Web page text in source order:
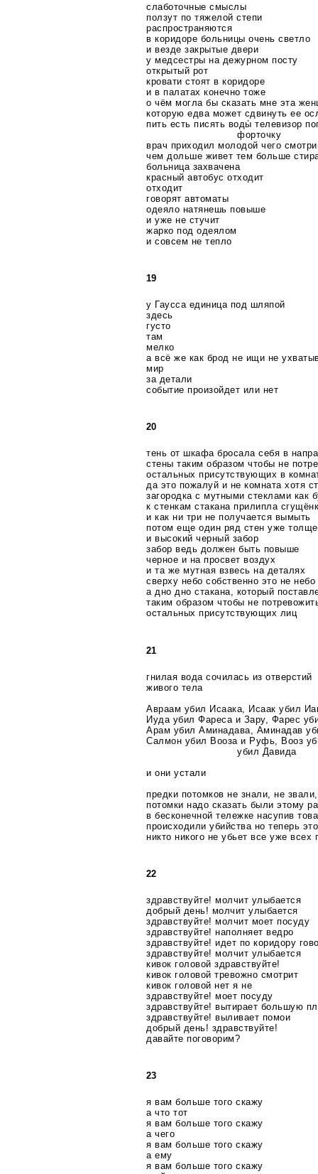
слаботочные смыслы
ползут по тяжелой степи
распространяются
в коридоре больницы очень светло
и везде закрытые двери
у медсестры на дежурном посту
открытый рот
кровати стоят в коридоре
и в палатах конечно тоже
о чём могла бы сказать мне эта
которую едва может сдвинуть ее
пить есть писять воды́ телевизор
форточку
врач приходил молодой чего
чем дольше живет тем больше
больница захвачена
красный автобус отходит
отходит
говорят автоматы
одеяло натянешь повыше
и уже не стучит
жарко под одеялом
и совсем не тепло
19
у Гаусса единица под шляпой
здесь
густо
там
мелко
а всё же как брод не ищи не
мир
за детали
событие произойдет или нет
20
тень от шкафа бросала себя в
стены таким образом чтобы не
остальных присутствующих в
да это пожалуй и не комната хотя
загородка с мутными стеклами как
к стенкам стакана прилипла
и как ни три не получается вымыть
потом еще один ряд стен уже толще
и высокий черный забор
забор ведь должен быть повыше
черное и на просвет воздух
и та же мутная взвесь на деталях
сверху небо собственно это не небо
а дно дно стакана, который
таким образом чтобы не
остальных присутствующих лиц
21
гнилая вода сочилась из отверстий
живого тела
Авраам убил Исаака, Исаак убил
Иуда убил Фареса и Зару, Фарес
Арам убил Аминадава, Аминадав
Салмон убил Вооза и Руфь, Вооз
убил Давида
и они устали
предки потомков не знали, не
потомки надо сказать были этому
в бесконечной тележке насупив
происходили убийства но теперь
никто никого не убьет все уже всех
22
здравствуйте! молчит улыбается
добрый день! молчит улыбается
здравствуйте! молчит моет посуду
здравствуйте! наполняет ведро
здравствуйте! идет по коридору
здравствуйте! молчит улыбается
кивок головой здравствуйте!
кивок головой тревожно смотрит
кивок головой нет я не
здравствуйте! моет посуду
здравствуйте! вытирает большую
здравствуйте! выливает помои
добрый день! здравствуйте!
давайте поговорим?
23
я вам больше того скажу
а что тот
я вам больше того скажу
а чего
я вам больше того скажу
а ему
я вам больше того скажу